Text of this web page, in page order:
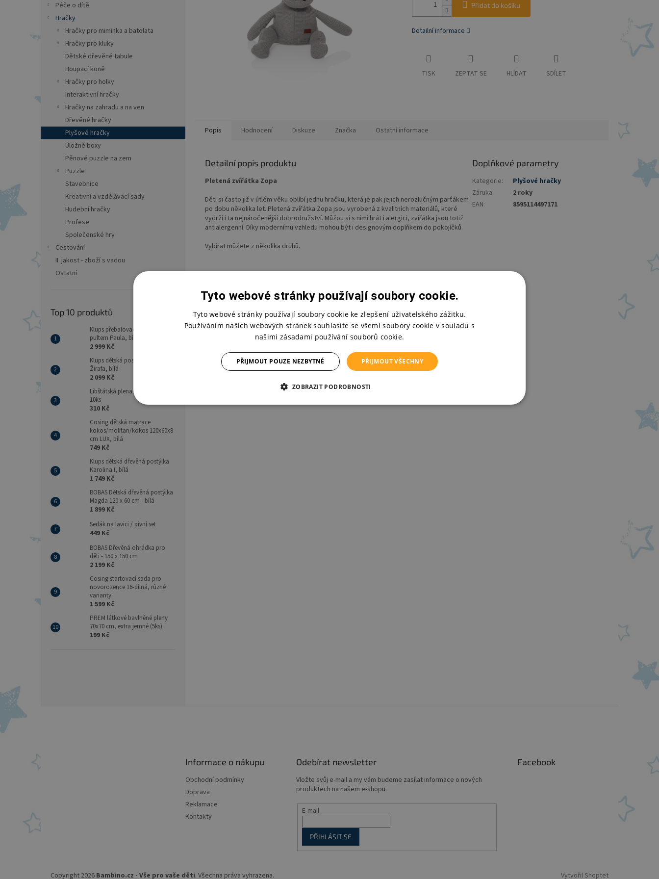
Péče o dítě
Hračky
Hračky pro miminka a batolata
Hračky pro kluky
Dětské dřevěné tabule
Houpací koně
Hračky pro holky
Interaktivní hračky
Hračky na zahradu a na ven
Dřevěné hračky
Plyšové hračky
Úložné boxy
Pěnové puzzle na zem
Puzzle
Stavebnice
Kreativní a vzdělávací sady
Hudební hračky
Profese
Společenské hry
Cestování
II. jakost - zboží s vadou
Ostatní
Top 10 produktů
Klups přebalovací komoda s
pultem Paula, bílá
2 999 Kč
Klups dětská postýlka Safari
Žirafa, bílá
2 099 Kč
Libštátská plena 70x70 - balení
10ks
310 Kč
Cosing dětská matrace
kokos/molitan/kokos 120x60x8
cm LUX, bílá
749 Kč
Klups dětská dřevěná postýlka
Karolina I, bílá
1 749 Kč
BOBAS Dětská dřevěná postýlka
Magda 120 x 60 cm - bílá
1 899 Kč
Sedák na lavici / pivní set
449 Kč
BOBAS Dřevěná ohrádka pro
děti - 150 x 150 cm
2 199 Kč
Cosing startovací sada pro
novorozence 16-dílná, různé
varianty
1 599 Kč
PREM látkové bavlněné pleny
70x70 cm, extra jemné (5ks)
199 Kč
Přidat do košíku
Detailní informace
TISK ZEPTAT SE HLÍDAT SDÍLET
Popis Hodnocení Diskuze Značka Ostatní informace
Detailní popis produktu
Pletená zvířátka Zopa
Děti si často již v útlém věku oblíbí jednu hračku, která je pak jejich nerozlučným parťákem
po dobu několika let. Pletená zvířátka Zopa jsou vyrobená z kvalitních materiálů, které
vydrží i ta nejnáročenější dobrodružství. Můžou si s nimi hrát i alergici, zvířátka jsou totiž
antialergenní. Díky modernímu vzhledu mohou být i designovým doplňkem do pokojíčků.
Vybírat můžete z několika druhů.
Doplňkové parametry
Kategorie:
Plyšové hračky
Záruka:
2 roky
EAN: 8595114497171
p
Informace o nákupu
Obchodní podmínky
Doprava
Reklamace
Kontakty
Odebírat newsletter
Vložte svůj e-mail a my vám budeme zasílat informace o nových
produktech na našem e-shopu.
E-mail
PŘIHLÁSIT SE
Facebook
Vytvořil Shoptet
Copyright 2026 Bambino.cz - Vše pro vaše děti. Všechna práva vyhrazena.
Tyto webové stránky používají soubory cookie.
Tyto webové stránky používají soubory cookie ke zlepšení uživatelského zážitku.
Používáním našich webových stránek souhlasíte se všemi soubory cookie v souladu s
našimi zásadami používání souborů cookie.
PŘIJMOUT VŠECHNY
PŘIJMOUT POUZE NEZBYTNÉ
ZOBRAZIT PODROBNOSTI